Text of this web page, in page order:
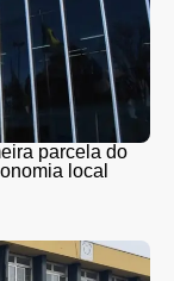
parcela do
local